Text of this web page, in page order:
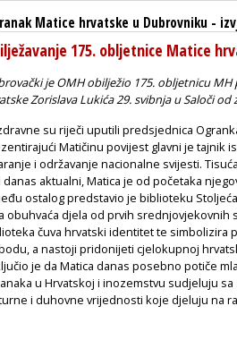
Matice hrvatske u Dubrovniku -
175. obljetnice Matice
je OMH obilježio 175. obljetnicu
Zorislava Lukića 29. svibnja u Saloči od
su riječi uputili predsjednica
Matičinu povijest glavni je tajnik
i održavanje nacionalne svijesti.
danas aktualni, Matica je od početaka
ostalog predstavio je biblioteku
obuhvaća djela od prvih
čuva hrvatski identitet te simbolizira
a nastoji pridonijeti cjelokupnoj
je da Matica danas posebno potiče
u Hrvatskoj i inozemstvu sudjeluju
i duhovne vrijednosti koje djeluju na